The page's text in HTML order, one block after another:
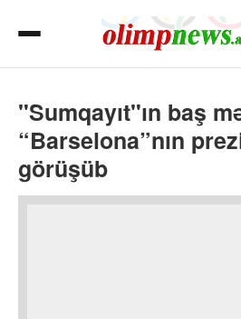
"Sumqayıt"ın baş
“Barselona”nın
görüşüb